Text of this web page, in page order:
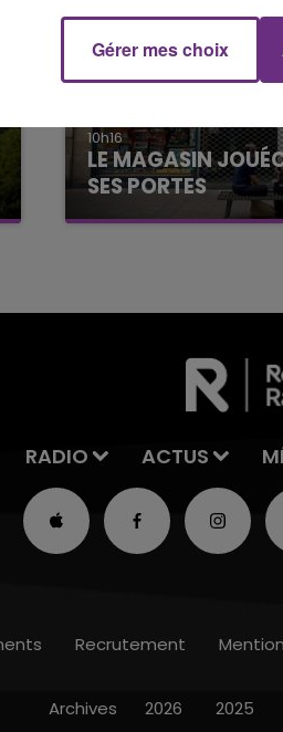
10h16
LE MAGASIN
SES PORTES
C'était l'une des
19h00 - 19h15
LA POP
RADIO ACTUS
Recrutement
Archives 2026 2025
Gérer mes choix